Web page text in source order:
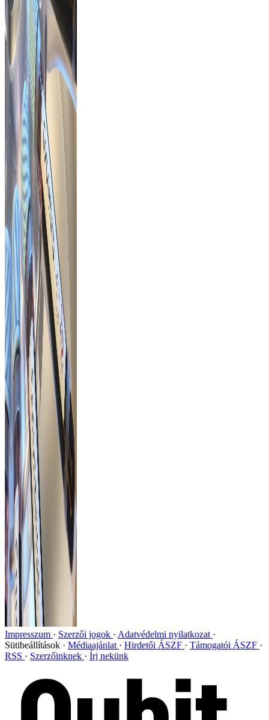
Impresszum Szerzői jogok
Adatvédelmi nyilatkozat
Sütibeállítások
Médiaajánlat Hirdetői ÁSZF
Támogatói ÁSZF
RSS
Szerzőinknek Írj nekünk